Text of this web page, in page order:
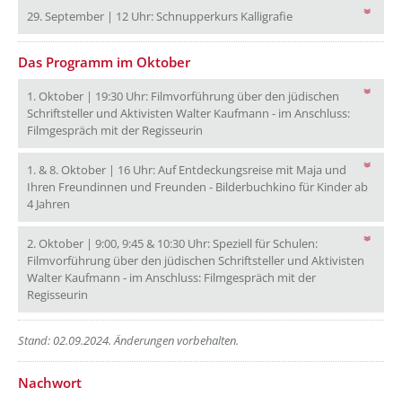
29. September | 12 Uhr: Schnupperkurs Kalligrafie29. September | 12
Das Programm im Oktober
1. Oktober | 19:30 Uhr: Filmvorführung über den jüdischen
Schriftsteller und Aktivisten Walter Kaufmann - im Anschluss:
Filmgespräch mit der Regisseurin
1. & 8. Oktober | 16 Uhr: Auf Entdeckungsreise mit Maja und
Ihren Freundinnen und Freunden - Bilderbuchkino für Kinder ab
4 Jahren
2. Oktober | 9:00, 9:45 & 10:30 Uhr: Speziell für Schulen:
Filmvorführung über den jüdischen Schriftsteller und Aktivisten
Walter Kaufmann - im Anschluss: Filmgespräch mit der
Regisseurin
??? absaetzeUnten[1]/titel ???
Stand: 02.09.2024. Änderungen vorbehalten.
??? absaetzeUnten[2]/titel ???
Nachwort